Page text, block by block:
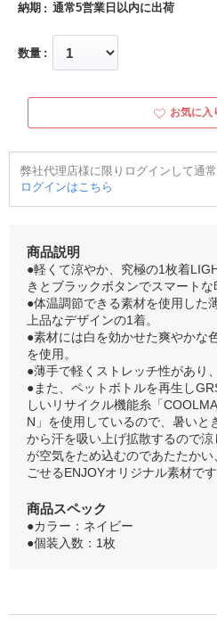
納期 通常5営業日以内に出荷
数量
お気に入
弊社代理店様に限りログインして通
ログインはこちら
商品説明
●軽くて涼やか、究極の1枚着
きとブラックボタンでスマートな
●体温調節できる素材を使用した
上品なデザインの1着。
●素材には白を効かせた爽やかな
を使用。
●薄手で軽くストレッチ性があり
●また、ペットボトルを再生し
しいリサイクル機能糸「
N」を使用しているので、暑いと
から汗を吸い上げ拡散するので
が空気をため込むのであたたか
ごせるENJOYオリジナル素材です
商品スペック
●カラー：ネイビー
●個装入数：1枚